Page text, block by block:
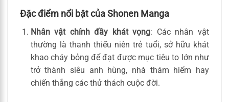
Đặc điểm nổi bật của Shonen Manga
Nhân vật chính đầy khát vọng: Các nhân vật
thường là thanh thiếu niên trẻ tuổi, sở hữu khát
khao cháy bỏng để đạt được mục tiêu to lớn như
trở thành siêu anh hùng, nhà thám hiểm hay
chiến thắng các thử thách cuộc đời.